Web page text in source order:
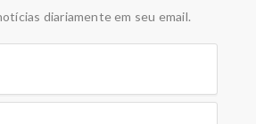
diariamente em seu email.